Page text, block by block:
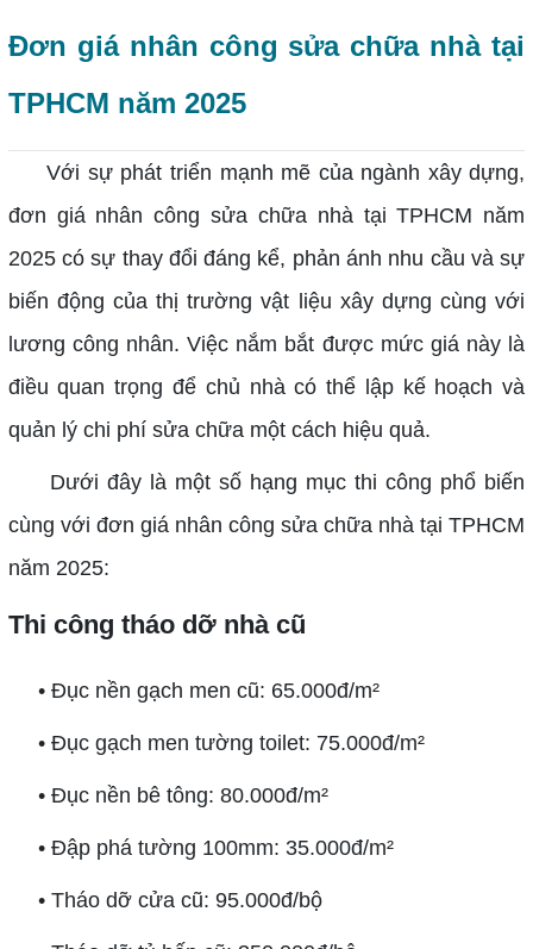
Đơn giá nhân công sửa chữa nhà tại
TPHCM năm 2025
Với sự phát triển mạnh mẽ của ngành xây dựng,
đơn giá nhân công sửa chữa nhà tại TPHCM năm
2025 có sự thay đổi đáng kể, phản ánh nhu cầu và sự
biến động của thị trường vật liệu xây dựng cùng với
lương công nhân. Việc nắm bắt được mức giá này là
điều quan trọng để chủ nhà có thể lập kế hoạch và
quản lý chi phí sửa chữa một cách hiệu quả.
Dưới đây là một số hạng mục thi công phổ biến
cùng với đơn giá nhân công sửa chữa nhà tại TPHCM
năm 2025:
Thi công tháo dỡ nhà cũ
• Đục nền gạch men cũ: 65.000đ/m²
• Đục gạch men tường toilet: 75.000đ/m²
• Đục nền bê tông: 80.000đ/m²
• Đập phá tường 100mm: 35.000đ/m²
• Tháo dỡ cửa cũ: 95.000đ/bộ